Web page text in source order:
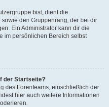
bist, dient die
den Gruppenrang, der bei dir
Ein Administrator kann dir die
im persönlichen Bereich selbst
der Startseite?
des Forenteams, einschließlich der
hier auch weitere Informationen